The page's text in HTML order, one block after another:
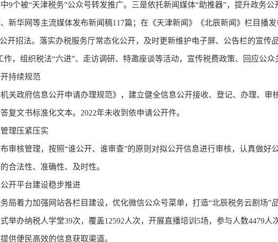
9个被“天津税务”公众号转发推广。三是依托新闻媒体“助推器”，提升政务
新华网等主流媒体发布新闻稿117篇；在《天津新闻》《北辰新闻》栏目播
开招法。落实办税服务厅常态化公开，及时更新维护电子屏、公告栏的宣传
作，组织税法“六进”、走访调研、特邀座谈等活动，宣传税费政策、回应公众
持续规范
政府信息公开申请办理规范》，建立健全信息公开接收、登记、办理、审
复文书标准化文本。2022年未收到依申请公开件。
理压紧压实
核管理，按照“谁公开、谁审查”的原则对拟公开信息进行审核，认真做好
合法性、准确性、及时性。
平台建设稳步推进
着力加强网站各栏目建设，优化微信公众号菜单，打造“北辰税务云剧场”
举办纳税人学堂39次，覆盖12592人次，开展直播培训5场，参与人数4479
供便民高效的信息获取渠道。